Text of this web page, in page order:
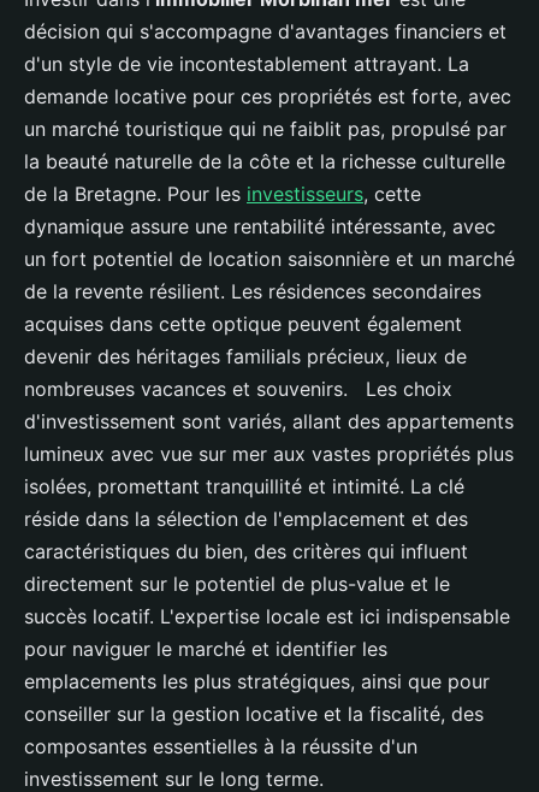
décision qui s'accompagne d'avantages financiers et
d'un style de vie incontestablement attrayant. La
demande locative pour ces propriétés est forte, avec
un marché touristique qui ne faiblit pas, propulsé par
la beauté naturelle de la côte et la richesse culturelle
de la Bretagne. Pour les investisseurs, cette
dynamique assure une rentabilité intéressante, avec
un fort potentiel de location saisonnière et un marché
de la revente résilient. Les résidences secondaires
acquises dans cette optique peuvent également
devenir des héritages familials précieux, lieux de
nombreuses vacances et souvenirs. Les choix
d'investissement sont variés, allant des appartements
lumineux avec vue sur mer aux vastes propriétés plus
isolées, promettant tranquillité et intimité. La clé
réside dans la sélection de l'emplacement et des
caractéristiques du bien, des critères qui influent
directement sur le potentiel de plus-value et le
succès locatif. L'expertise locale est ici indispensable
pour naviguer le marché et identifier les
emplacements les plus stratégiques, ainsi que pour
conseiller sur la gestion locative et la fiscalité, des
composantes essentielles à la réussite d'un
investissement sur le long terme.